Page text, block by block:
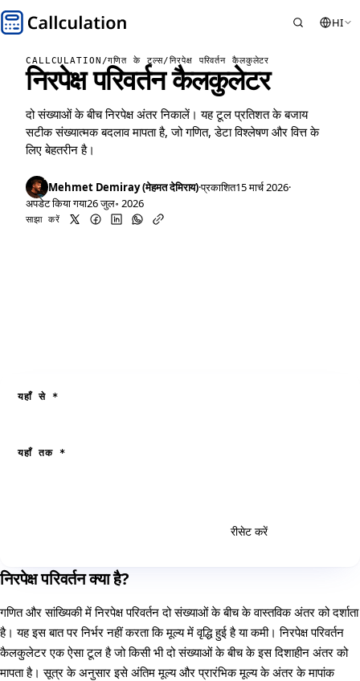
HI
CALLCULATION /गणित के टूल्स/निरपेक्ष परिवर्तन कैलकुलेटर
निरपेक्ष परिवर्तन कैलकुलेटर
दो संख्याओं के बीच निरपेक्ष अंतर निकालें। यह टूल प्रतिशत के बजाय
सटीक संख्यात्मक बदलाव मापता है, जो गणित, डेटा विश्लेषण और वित्त के
लिए बेहतरीन है।
Mehmet Demiray (मेहमत देमिराय)·प्रकाशित15 मार्च 2026·
अपडेट किया गया26 जुल॰ 2026
साझा करें
यहाँ से *
यहाँ तक *
रीसेट करें
निरपेक्ष परिवर्तन क्या है?
गणित और सांख्यिकी में निरपेक्ष परिवर्तन दो संख्याओं के बीच के वास्तविक अंतर को दर्शाता
है। यह इस बात पर निर्भर नहीं करता कि मूल्य में वृद्धि हुई है या कमी। निरपेक्ष परिवर्तन
कैलकुलेटर एक ऐसा टूल है जो किसी भी दो संख्याओं के बीच के इस दिशाहीन अंतर को
मापता है। सूत्र के अनुसार इसे अंतिम मूल्य और प्रारंभिक मूल्य के अंतर के मापांक